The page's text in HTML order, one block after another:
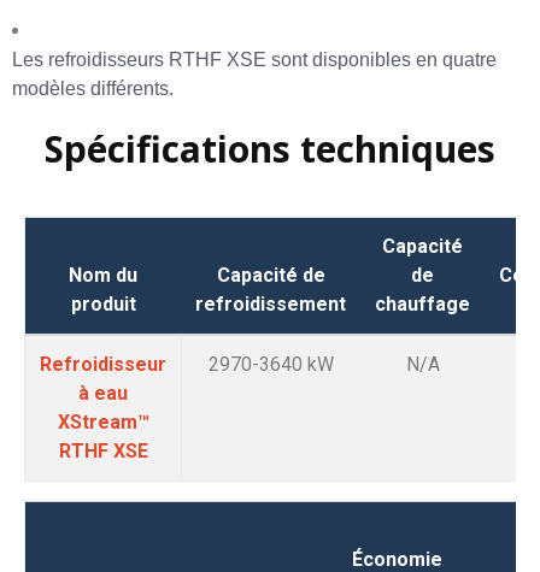
Les refroidisseurs RTHF XSE sont disponibles en quatre
modèles différents.
Spécifications techniques
Nom du
produit
Capacité de
refroidissement
Capacité
de
chauffage
Refroidisseur
à eau
XStream™
RTHF XSE
2970-3640 kW N/A
Économie